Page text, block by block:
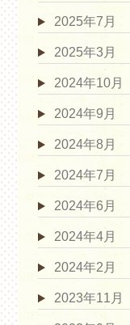
2025年7月
2025年3月
2024年10月
2024年9月
2024年8月
2024年7月
2024年6月
2024年4月
2024年2月
2023年11月